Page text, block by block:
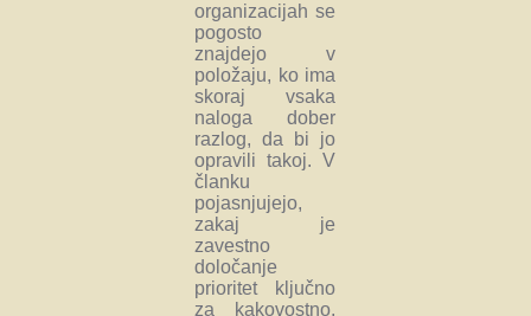
organizacijah se
pogosto
znajdejo v
položaju, ko ima
skoraj vsaka
naloga dober
razlog, da bi jo
opravili takoj. V
članku
pojasnjujejo,
zakaj je
zavestno
določanje
prioritet ključno
za kakovostno,